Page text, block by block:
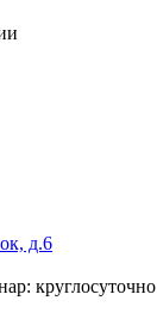
д.6
круглосуточно